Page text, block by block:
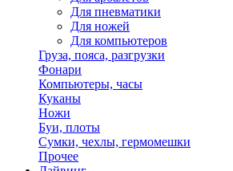
Для пневматики
Для ножей
Для компьютеров
Груза, пояса, разгрузки
Фонари
Компьютеры, часы
Куканы
Ножи
Буи, плоты
Сумки, чехлы, гермомешки
Прочее